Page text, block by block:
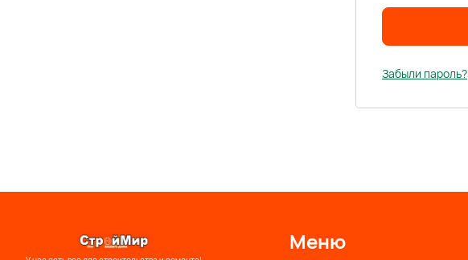
Забыли пароль?
Меню